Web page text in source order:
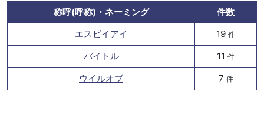
称呼(呼称)・ネーミング
件数
エスビイアイ
19 件
バイトル 11 件
ウイルオブ 7 件